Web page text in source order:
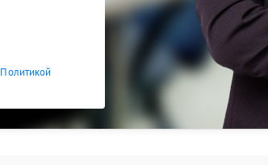
Политикой